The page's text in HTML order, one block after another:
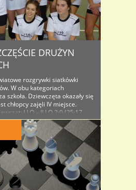
DRUŻYN
rozgrywki siatkówki
W obu kategoriach
szkoła. Dziewczęta okazały się
chłopcy zajęli IV miejsce.
I LO – II LO 2:0 (25:17,
0:2 (16:25, 15:25) I LO – ZSZiO
– I LO (11:25, 10:25) Kkasyfikacja